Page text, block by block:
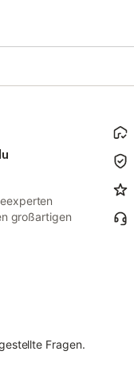
großartigen
Fragen.